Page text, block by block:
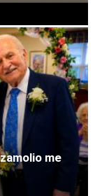
me